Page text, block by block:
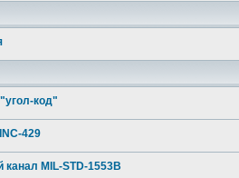
код"
429
MIL-STD-1553B